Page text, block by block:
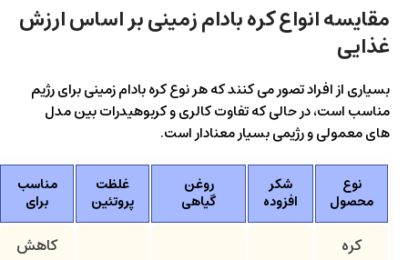
مقایسه انواع کره بادام زمینی بر اساس ارزش
غذایی
بسیاری از افراد تصور می‌ کنند که هر نوع کره بادام زمینی برای رژیم
مناسب است، در حالی که تفاوت کالری و کربوهیدرات بین مدل‌
های معمولی و رژیمی بسیار معنادار است.
نوع
محصول
شکر
افزوده
روغن
گیاهی
غلظت
پروتئین
مناسب
برای
کره کاهش